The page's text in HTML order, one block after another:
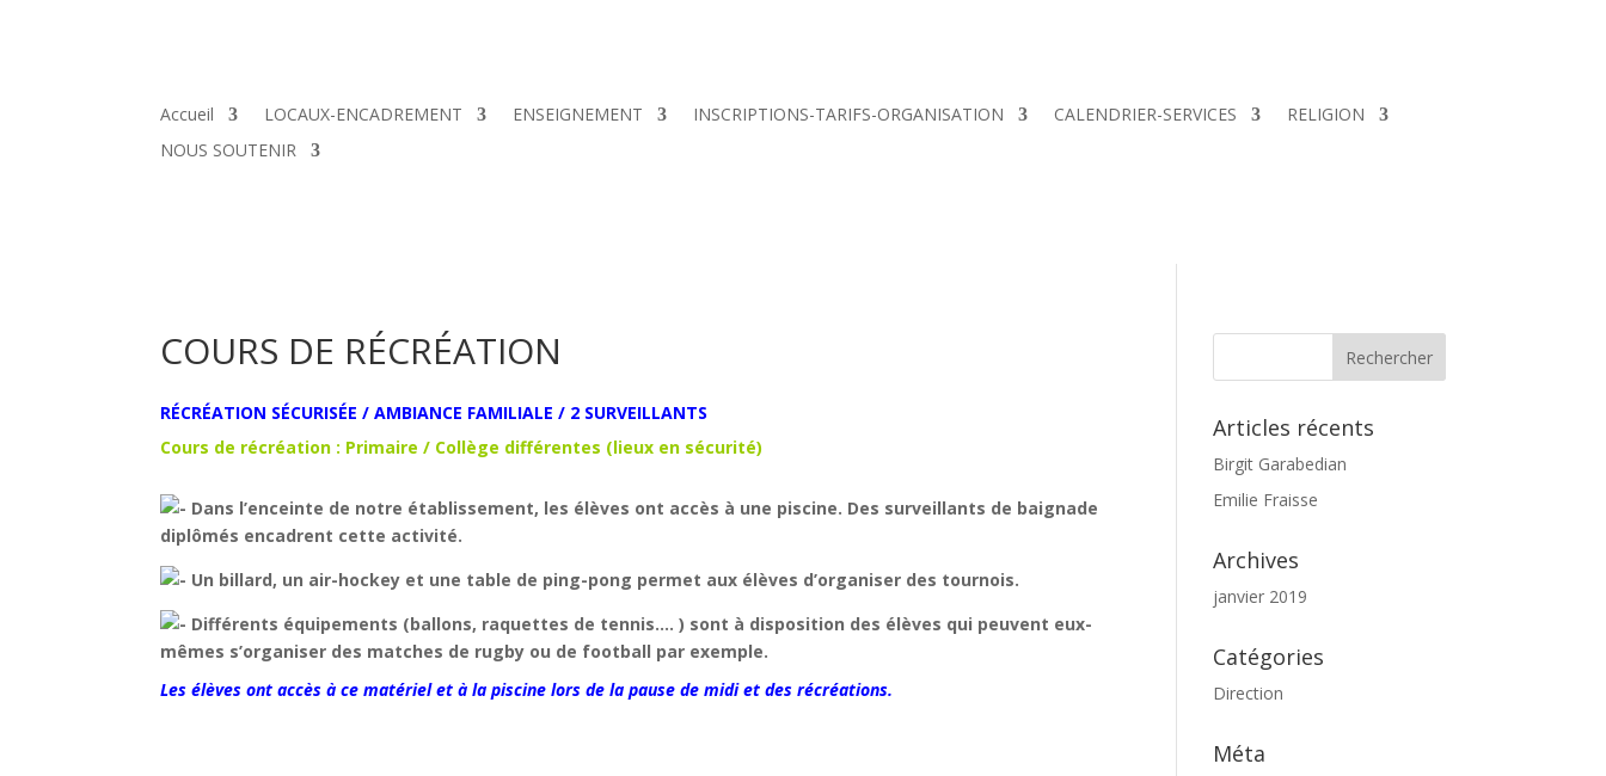
Accueil LOCAUX-ENCADREMENT ENSEIGNEMENT INSCRIPTIONS-TARIFS-ORGANISATION CALENDRIER-SERVICES
RELIGION
NOUS SOUTENIR
COURS DE RÉCRÉATION
RÉCRÉATION SÉCURISÉE / AMBIANCE FAMILIALE / 2 SURVEILLANTS
Cours de récréation : Primaire / Collège différentes (lieux en sécurité)
Dans l’enceinte de notre établissement, les élèves ont accès à une piscine. Des surveillants de baignade
diplômés encadrent cette activité.
Un billard, un air-hockey et une table de ping-pong permet aux élèves d’organiser des tournois.
Différents équipements (ballons, raquettes de tennis…. ) sont à disposition des élèves qui peuvent eux-
mêmes s’organiser des matches de rugby ou de football par exemple.
Les élèves ont accès à ce matériel et à la piscine lors de la pause de midi et desrécréations.
Articles récents
Birgit Garabedian
Emilie Fraisse
Archives
janvier 2019
Catégories
Direction
Méta